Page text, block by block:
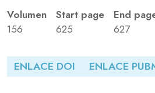
Volumen
156
Start page
625
End
627
ENLACE DOI ENLACE